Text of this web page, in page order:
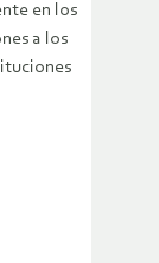
en los
a los